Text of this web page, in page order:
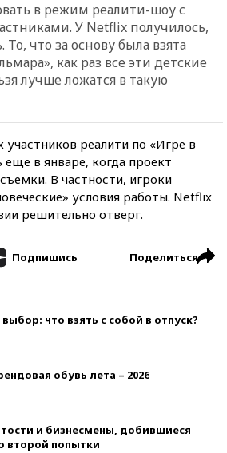
в режим реалити-шоу с
У Netflix получилось,
что за основу была взята
как раз все эти детские
лучше ложатся в такую
реалити по «Игре в
еще в январе, когда проект
В частности, игроки
условия работы. Netflix
решительно отверг.
Подпишись Поделиться
что взять с собой в отпуск?
обувь лета – 2026
и бизнесмены, добившиеся
второй попытки